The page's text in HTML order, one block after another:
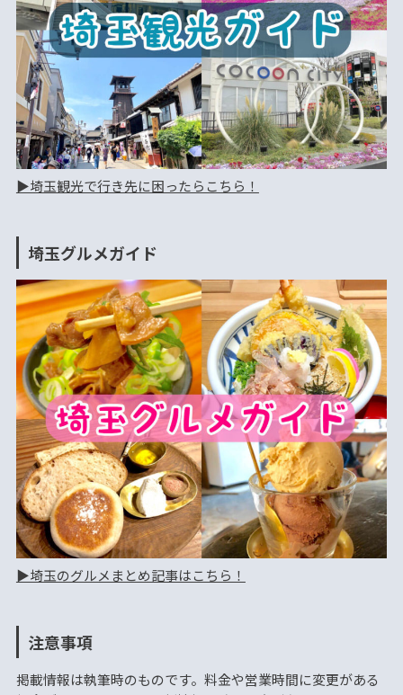
▶︎埼玉観光で行き先に困ったらこちら！
埼玉グルメガイド
▶︎埼玉のグルメまとめ記事はこちら！
注意事項
掲載情報は執筆時のものです。料金や営業時間に変更がある